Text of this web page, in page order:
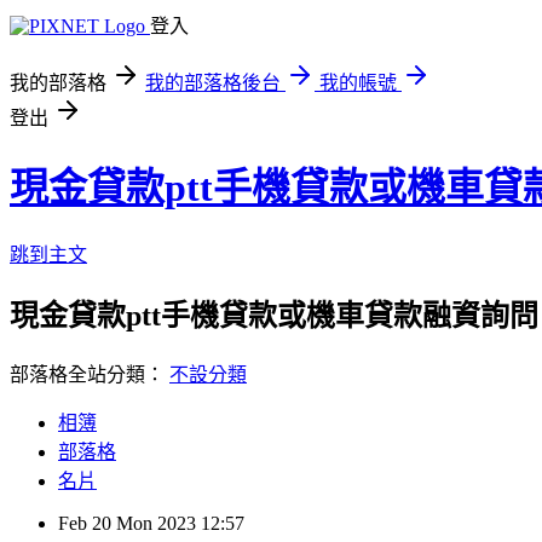
登入
我的部落格 我的部落格後台
我的帳號
登出
現金貸款ptt手機貸款或機車貸
跳到主文
現金貸款ptt手機貸款或機車貸款融資詢問
部落格全站分類： 不設分類
相簿
部落格
名片
Feb 20 Mon 2023 12:57